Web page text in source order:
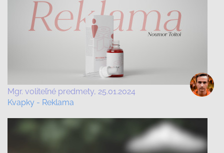
Mgr. voliteľné predmety 25.01.2024
Kvapky - Reklama